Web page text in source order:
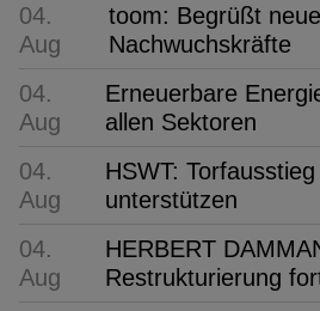
04.
Aug
toom: Begrüßt neue
Nachwuchskräfte
04.
Aug
Erneuerbare
allen Sektoren
04.
Aug
HSWT:
unterstützen
04.
Aug
HERBERT
Restrukturierung